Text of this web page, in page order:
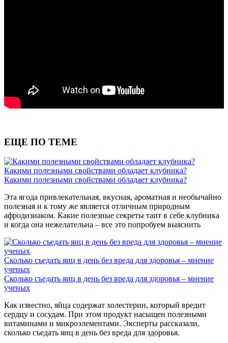
ЕЩЕ ПО ТЕМЕ
Какими полезными свойствами обладает клубника?
Какими полезными свойствами обладает клубника?
Эта ягода привлекательная, вкусная, ароматная и необычайно
полезная и к тому же является отличным природным
афродизиаком. Какие полезные секреты таит в себе клубника
и когда она нежелательна – все это попробуем выяснить
Сколько съедать яиц в день без вреда для здоровья – мнение
ученых
Сколько съедать яиц в день без вреда для здоровья – мнение
ученых
Как известно, яйца содержат холестерин, который вредит
сердцу и сосудам. При этом продукт насыщен полезными
витаминами и микроэлементами. Эксперты рассказали,
сколько съедать яиц в день без вреда для здоровья.